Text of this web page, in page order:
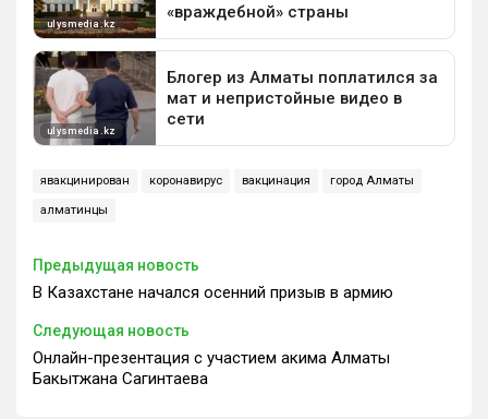
явакцинирован коронавирус вакцинация город Алматы
алматинцы
Предыдущая новость
В Казахстане начался осенний призыв в армию
Следующая новость
Онлайн-презентация с участием акима Алматы
Бакытжана Сагинтаева